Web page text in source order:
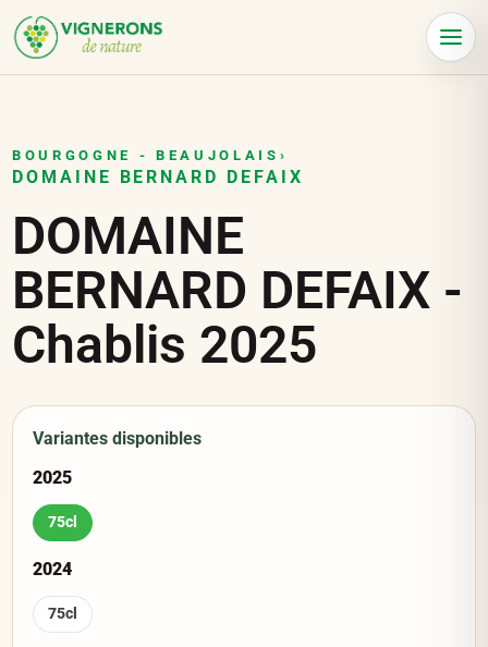
Menu
BOURGOGNE - BEAUJOLAIS ›
DOMAINE BERNARD DEFAIX
DOMAINE
BERNARD DEFAIX -
Chablis 2025
Variantes disponibles
2025
75cl
2024
75cl
Panneau de gestion des cookies